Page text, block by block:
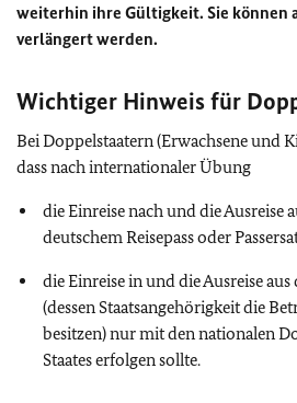
weiterhin ihre Gültigkeit. Sie können
verlängert werden.
Wichtiger Hinweis für
Bei Doppelstaatern (Erwachsene und
dass nach internationaler Übung
die Einreise nach und die Ausreise
deutschem Reisepass oder
die Einreise in und die Ausreise
(dessen Staatsangehörigkeit die
besitzen) nur mit den nationalen
Staates erfolgen sollte.